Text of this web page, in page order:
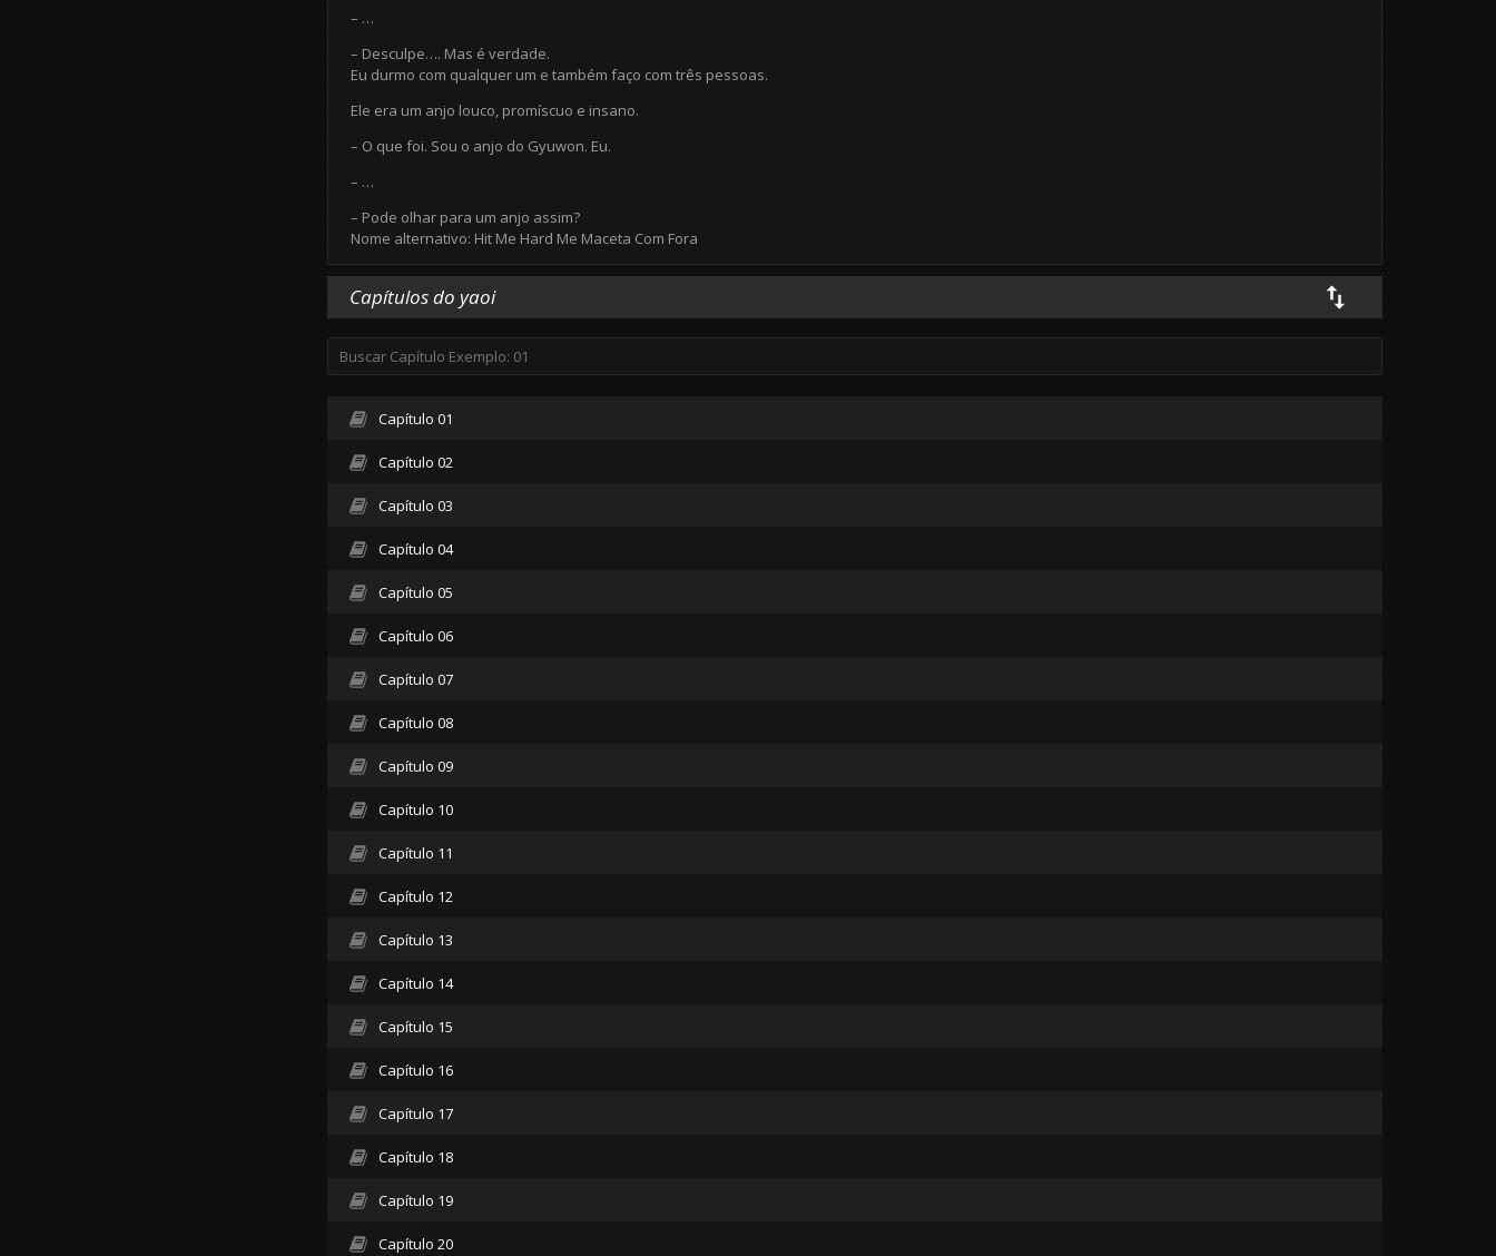
– …
– Desculpe…. Mas é verdade.
Eu durmo com qualquer um e também faço com três pessoas.
Ele era um anjo louco, promíscuo e insano.
– O que foi. Sou o anjo do Gyuwon. Eu.
– …
– Pode olhar para um anjo assim?
Nome alternativo: Hit Me Hard Me Maceta Com Fora
Capítulos do yaoi
Capítulo 01
Capítulo 02
Capítulo 03
Capítulo 04
Capítulo 05
Capítulo 06
Capítulo 07
Capítulo 08
Capítulo 09
Capítulo 10
Capítulo 11
Capítulo 12
Capítulo 13
Capítulo 14
Capítulo 15
Capítulo 16
Capítulo 17
Capítulo 18
Capítulo 19
Capítulo 20